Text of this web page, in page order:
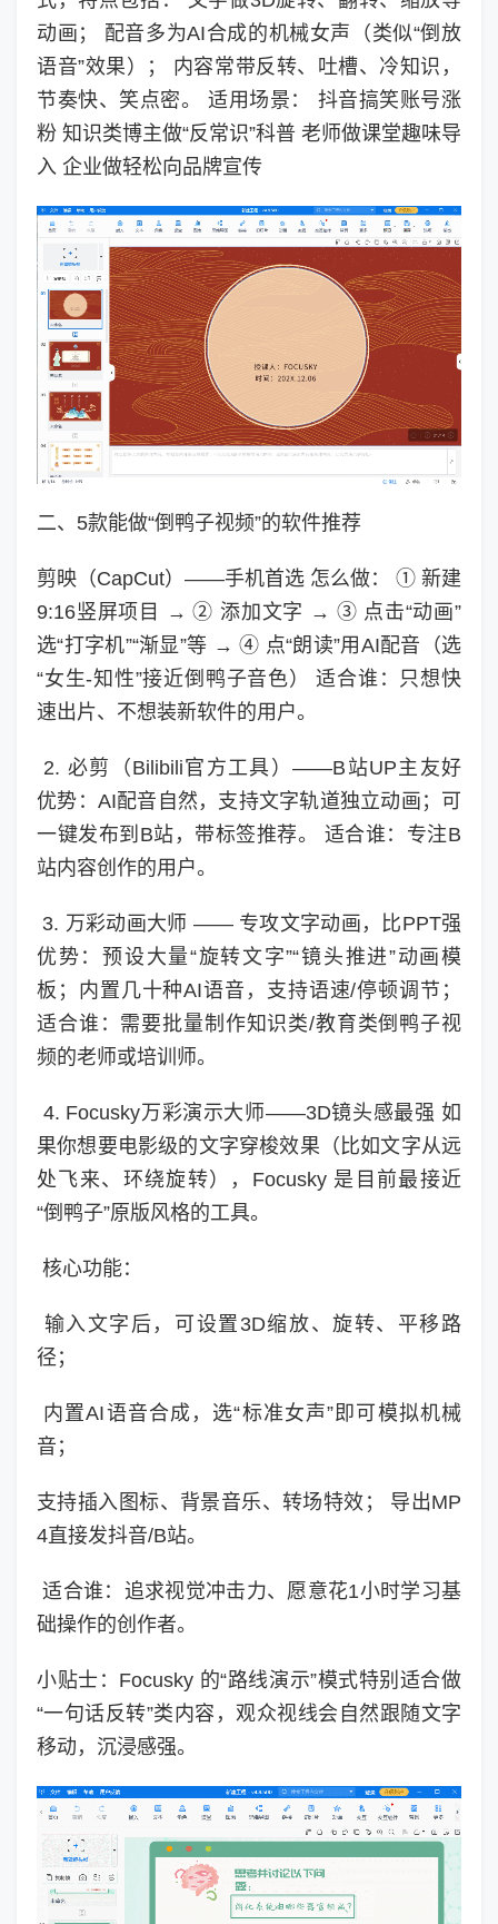
动画； 配音多为AI合成的机械女声（类似“倒放
语音”效果）； 内容常带反转、吐槽、冷知识，
节奏快、笑点密。 适用场景： 抖音搞笑账号涨
粉 知识类博主做“反常识”科普 老师做课堂趣味导
入 企业做轻松向品牌宣传
二、5款能做“倒鸭子视频”的软件推荐
剪映（CapCut）——手机首选 怎么做： ① 新建
9:16竖屏项目 → ② 添加文字 → ③ 点击“动画”
选“打字机”“渐显”等 → ④ 点“朗读”用AI配音（选
“女生-知性”接近倒鸭子音色） 适合谁：只想快
速出片、不想装新软件的用户。
2. 必剪（Bilibili官方工具）——B站UP主友好
优势：AI配音自然，支持文字轨道独立动画；可
一键发布到B站，带标签推荐。 适合谁：专注B
站内容创作的用户。
3. 万彩动画大师 —— 专攻文字动画，比PPT强
优势：预设大量“旋转文字”“镜头推进”动画模
板；内置几十种AI语音，支持语速/停顿调节；
适合谁：需要批量制作知识类/教育类倒鸭子视
频的老师或培训师。
4. Focusky万彩演示大师——3D镜头感最强 如
果你想要电影级的文字穿梭效果（比如文字从远
处飞来、环绕旋转），Focusky 是目前最接近
“倒鸭子”原版风格的工具。
核心功能：
输入文字后，可设置3D缩放、旋转、平移路
径；
内置AI语音合成，选“标准女声”即可模拟机械
音；
支持插入图标、背景音乐、转场特效； 导出MP
4直接发抖音/B站。
适合谁：追求视觉冲击力、愿意花1小时学习基
础操作的创作者。
小贴士：Focusky 的“路线演示”模式特别适合做
“一句话反转”类内容，观众视线会自然跟随文字
移动，沉浸感强。